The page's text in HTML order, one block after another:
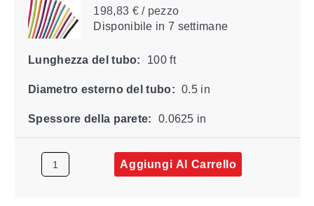
198,83 € / pezzo
Disponibile in 7 settimane
Lunghezza del tubo: 100 ft
Diametro esterno del tubo: 0.5 in
Spessore della parete: 0.0625 in
Aggiungi Al Carrello